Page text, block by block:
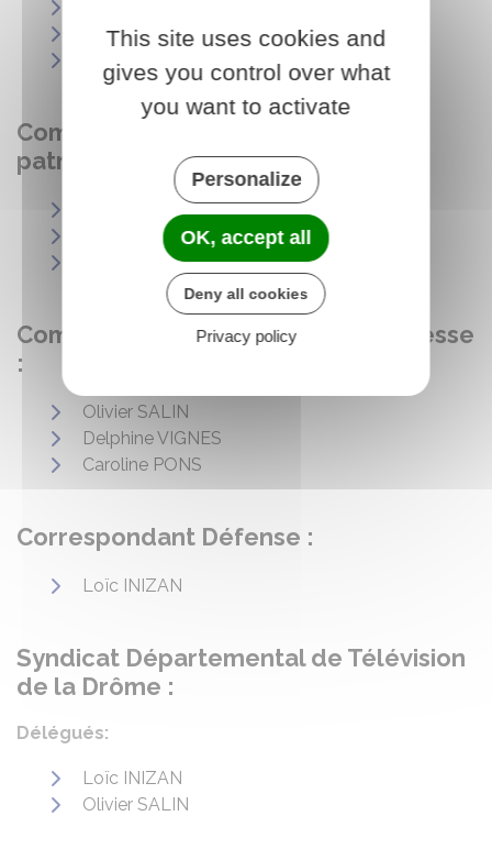
Chantal AUBERY
Delphine VIGNES
Commission Tourisme, Culture,
patrimoine : (Festivités liaison OT)
Chantal AUBERY
Eric BOLLARD
Delphine VIGNES
Commission Actions Sociales, Jeunesse
:
Olivier SALIN
Delphine VIGNES
Caroline PONS
Correspondant Défense :
Loïc INIZAN
Syndicat Départemental de Télévision
de la Drôme :
Délégués:
Loïc INIZAN
Olivier SALIN
This site uses cookies and
gives you control over what
you want to activate
Personalize
OK, accept all
Deny all cookies
Privacy policy